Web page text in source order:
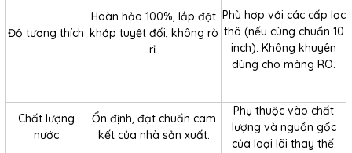
Độ tương thích
Hoàn hảo 100%, lắp đặt
khớp tuyệt đối, không rò
rỉ.
Phù hợp với các cấp lọc
thô (nếu cùng chuẩn 10
inch). Không khuyên
dùng cho màng RO.
Chất lượng
nước
Ổn định, đạt chuẩn cam
kết của nhà sản xuất.
Phụ thuộc vào chất
lượng và nguồn gốc
của loại lõi thay thế.